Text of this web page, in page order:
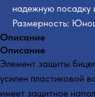
надежную посадку
Размерность:
Описание
Описание
Элемент защиты
усилен пластиковой
имеет защитное